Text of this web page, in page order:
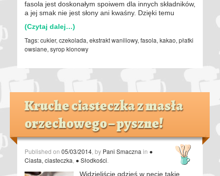
fasola jest doskonałym spoiwem dla innych składników,
a jej smak nie jest słony ani kwaśny. Dzięki temu
(Czytaj dalej…)
Tags:cukier, czekolada, ekstrakt waniliowy, fasola, kakao, płatki
owsiane, syrop klonowy
Kruche ciasteczka z masła
orzechowego – pyszne!
Published on 05/03/2014 , by Pani Smaczna in ●
Ciasta, ciasteczka ● Słodkości
Widzieliście gdzieś w necie takie